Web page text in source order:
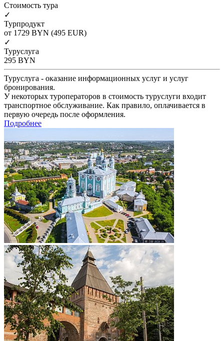
Cтоимость тура
✓
Турпродукт
от 1729 BYN (495 EUR)
✓
Туруслуга
295 BYN
Туруслуга - оказание информационных услуг и услуг
бронирования.
У некоторых туроператоров в стоимость туруслуги входит
транспортное обслуживание. Как правило, оплачивается в
первую очередь после оформления.
Подробнее